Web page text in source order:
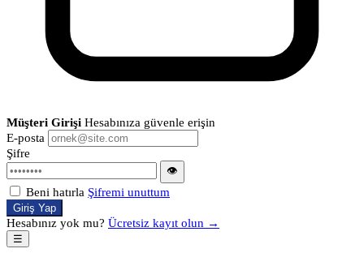
Müşteri Girişi Hesabınıza güvenle erişin
E-posta
Şifre
👁
Beni hatırla Şifremi unuttum
Giriş Yap
Hesabınız yok mu? Ücretsiz kayıt olun →
☰